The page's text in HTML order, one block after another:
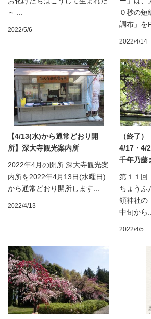
～ ...
2022/5/6
０秒の短
調布」を
2022/4/14
【4/13(水)から通常どおり開
所】深大寺観光案内所
2022年4月の開所 深大寺観光案
内所を2022年4月13日(水曜日)
から通常どおり開所します...
2022/4/13
（終了
4/17・4/
千年乃藤
第１１回
ちょうふ
領神社の
中旬から...
2022/4/5